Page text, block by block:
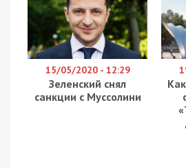
та представники
зателефонували друзі
Києва Віталій Кличко,
Сергій Моргунов, голова
Резніченко, підприємці
та Андрій Здесенко. Бо
пізнаються в біді, а добро
сторицею», — написав мер
і оприлюднив світлини